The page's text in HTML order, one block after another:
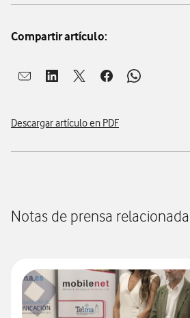
Compartir artículo:
Abrir ventana para compartir en mail
Abrir ventana para compartir en
Abrir ventana para
Abrir ventana para
Abrir
Descargar artículo en PDF
Notas de prensa